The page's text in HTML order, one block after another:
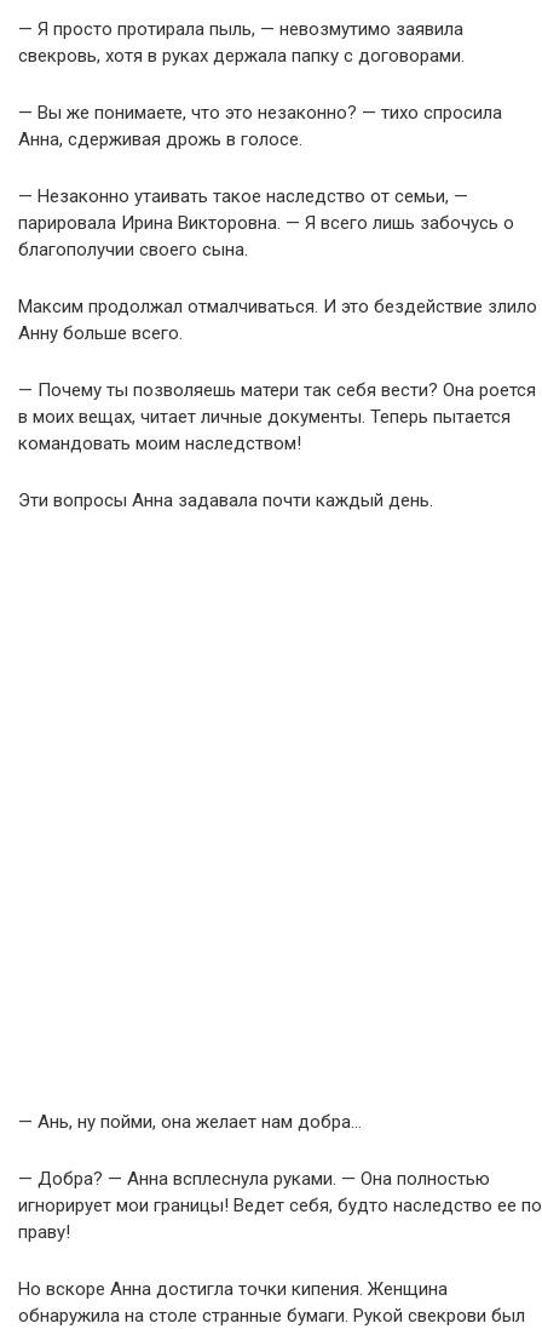
— Я просто протирала пыль, — невозмутимо заявила
свекровь, хотя в руках держала папку с договорами.
— Вы же понимаете, что это незаконно? — тихо спросила
Анна, сдерживая дрожь в голосе.
— Незаконно утаивать такое наследство от семьи, —
парировала Ирина Викторовна. — Я всего лишь забочусь о
благополучии своего сына.
Максим продолжал отмалчиваться. И это бездействие злило
Анну больше всего.
— Почему ты позволяешь матери так себя вести? Она роется
в моих вещах, читает личные документы. Теперь пытается
командовать моим наследством!
Эти вопросы Анна задавала почти каждый день.
— Ань, ну пойми, она желает нам добра…
— Добра? — Анна всплеснула руками. — Она полностью
игнорирует мои границы! Ведет себя, будто наследство ее по
праву!
Но вскоре Анна достигла точки кипения. Женщина
обнаружила на столе странные бумаги. Рукой свекрови был